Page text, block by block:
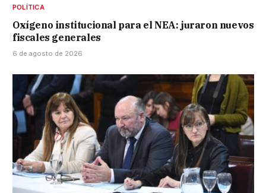
POLÍTICA
Oxígeno institucional para el NEA: juraron nuevos
fiscales generales
6 de agosto de 2026